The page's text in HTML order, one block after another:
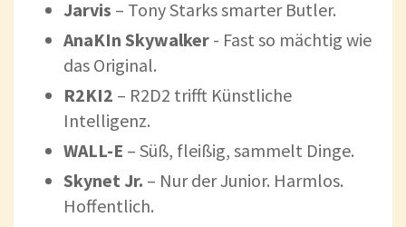
Jarvis – Tony Starks smarter Butler.
AnaKIn Skywalker - Fast so mächtig wie
das Original.
R2KI2 – R2D2 trifft Künstliche
Intelligenz.
WALL-E – Süß, fleißig, sammelt Dinge.
Skynet Jr. – Nur der Junior. Harmlos.
Hoffentlich.